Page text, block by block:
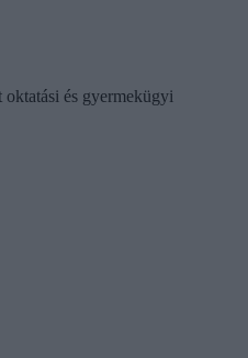
és gyermekügyi